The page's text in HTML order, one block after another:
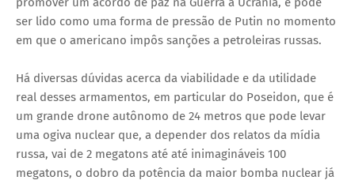
ser lido como uma forma de pressão de Putin no momento
em que o americano impôs sanções a petroleiras russas.
Há diversas dúvidas acerca da viabilidade e da utilidade
real desses armamentos, em particular do Poseidon, que é
um grande drone autônomo de 24 metros que pode levar
uma ogiva nuclear que, a depender dos relatos da mídia
russa, vai de 2 megatons até até inimagináveis 100
megatons, o dobro da potência da maior bomba nuclear já